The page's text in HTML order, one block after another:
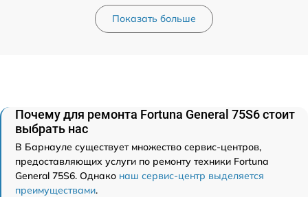
Показать больше
Почему для ремонта Fortuna General 75S6 стоит
выбрать нас
В Барнауле существует множество сервис-центров,
предоставляющих услуги по ремонту техники Fortuna
General 75S6. Однако наш сервис-центр выделяется
преимуществами.